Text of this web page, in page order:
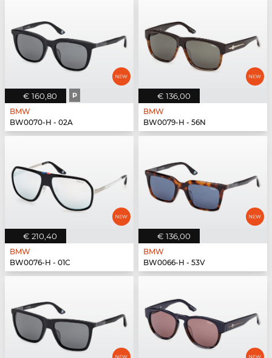
€ 160,80 P
BMW
BW0070-H - 02A
€ 136,00
BMW
BW0079-H - 56N
€ 210,40
BMW
BW0076-H - 01C
€ 136,00
BMW
BW0066-H - 53V